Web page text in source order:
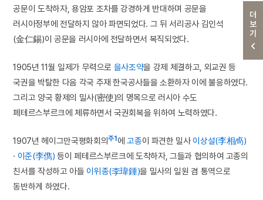
더보기
공문이 도착하자, 용암포 조차를 강경하게 반대하며 공문을
러시아정부에 전달하지 않아 파면되었다. 그 뒤 서리공사 김인석
(金仁錫)이 공문을 러시아에 전달하면서 복직되었다.
1905년 11월 일제가 무력으로 을사조약을 강제 체결하고, 외교권 등
국권을 박탈한 다음 각국 주재 한국공사들을 소환하자 이에 불응하였다.
그리고 양국 황제의 밀사(密使)의 명목으로 러시아 수도
페테르스부르크에 체류하면서 국권회복을 위하여 노력하였다.
1907년 헤이그만국평화회의주1 에고종이 파견한 밀사 이상설(李相卨)
· 이준(李儁) 등이 페테르스부르크에 도착하자, 그들과 협의하여 고종의
친서를 작성하고 아들 이위종(李瑋鍾)을 밀사의 일원 겸 통역으로
동반하게 하였다.